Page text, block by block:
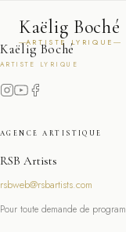
Kaëlig Boché
ARTISTE LYRIQUE
Kaëlig Boché
ARTISTE LYRIQUE
AGENCE ARTISTIQUE
RSB Artists
rsbweb@rsbartists.com
Pour toute demande de